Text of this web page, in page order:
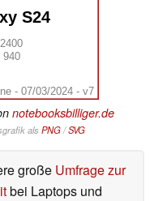
S24
940
- 07/03/2024 - v7
notebooksbilliger.de
als PNG/SVG
große Umfrage zur
bei Laptops und